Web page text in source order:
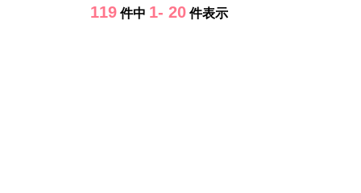
119 件中 1- 20 件表示